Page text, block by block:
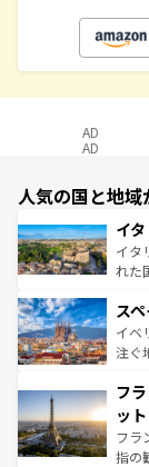
AD
AD
人気の国と地域
イ
イタ
れた
ろん
景な
ピザ
ませ
なお
しい
ス
イベ
注ぐ
文化
れる
る。
アー
フ
ット
フラ
指の